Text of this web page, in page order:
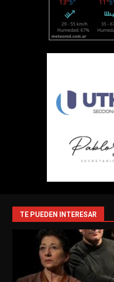
TE PUEDEN INTERESAR